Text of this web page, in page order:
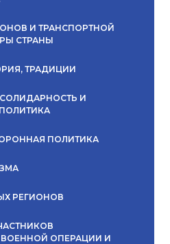
И ТРАНСПОРТНОЙ
СТРАНЫ
ТРАДИЦИИ
И
ПОЛИТИКА
РЕГИОНОВ
ОПЕРАЦИИ И